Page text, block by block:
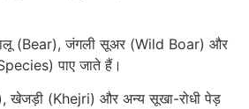
(Bear), जंगली सूअर (Wild Boar) और
पाए जाते हैं।
खेजड़ी (Khejri) और अन्य सूखा-रोधी पेड़